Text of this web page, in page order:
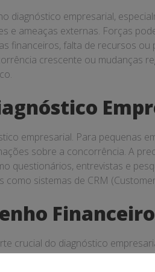
diagnóstico empresarial,
e ameaças externas. Forças
financeiros, falta de recursos
crescente ou mudanças
empresarial. Para pequenas
sobre a concorrência. A
questionários, entrevistas e
como sistemas de CRM
Financeiro
crucial do diagnóstico
de caixa. Indicadores